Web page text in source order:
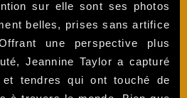
sur elle sont ses photos
belles, prises sans artifice
une perspective plus
Jeannine Taylor a capturé
tendres qui ont touché de